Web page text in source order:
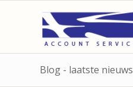
Blog - laatste nieuws